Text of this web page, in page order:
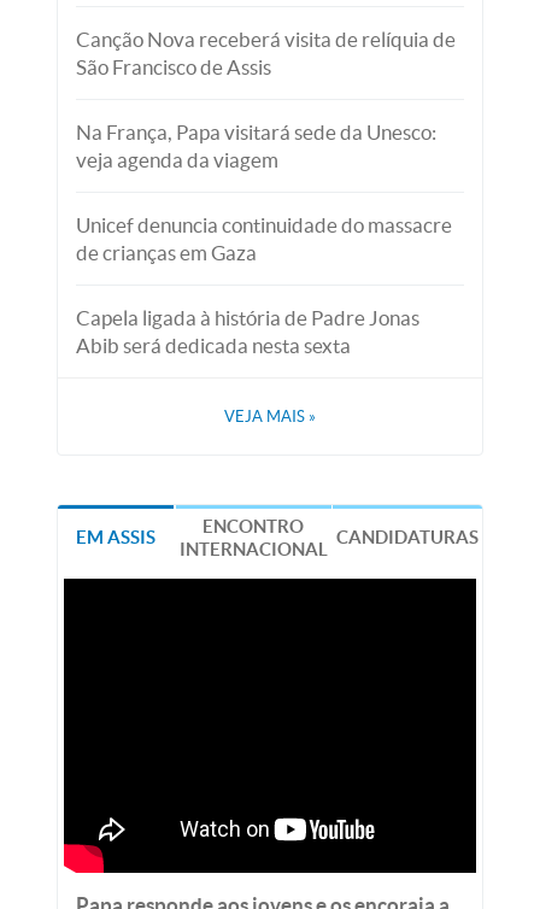
Canção Nova receberá visita de relíquia de
São Francisco de Assis
Na França, Papa visitará sede da Unesco:
veja agenda da viagem
Unicef denuncia continuidade do massacre
de crianças em Gaza
Capela ligada à história de Padre Jonas
Abib será dedicada nesta sexta
VEJA MAIS »
EM ASSIS
ENCONTRO
INTERNACIONAL
CANDIDATURAS